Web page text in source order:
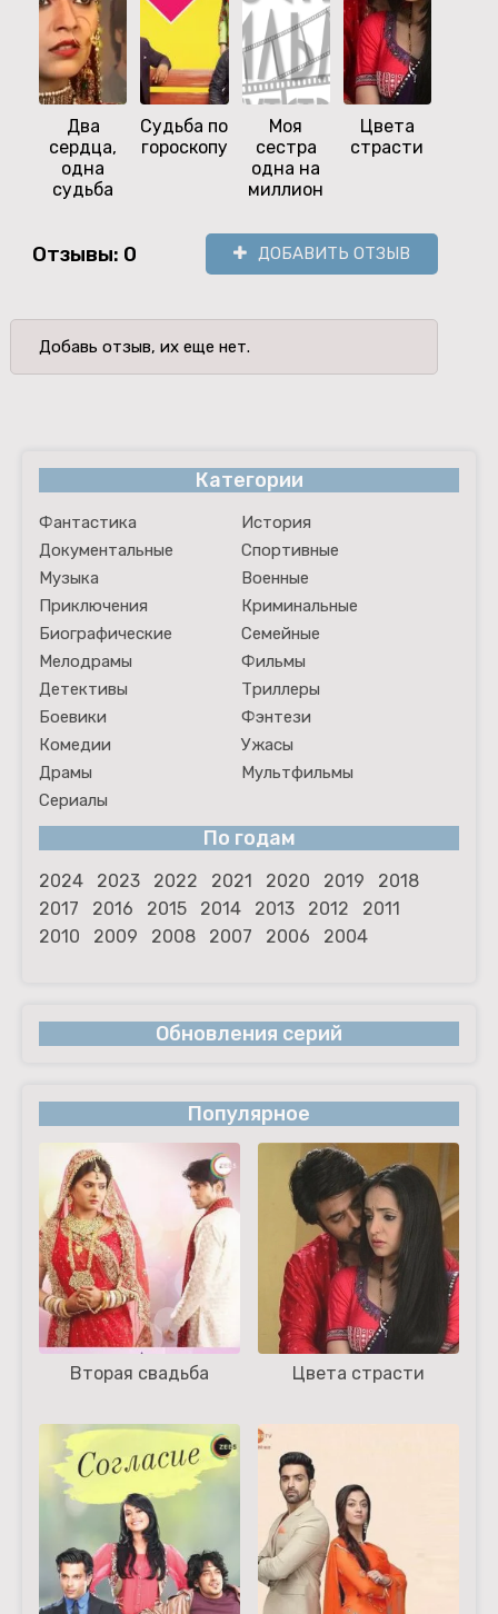
Два
сердца,
одна
судьба
Судьба по
гороскопу
Моя
сестра
одна на
миллион
Цвета
страсти
Отзывы: 0 ДОБАВИТЬ ОТЗЫВ
Добавь отзыв, их еще нет.
Категории
Фантастика
История
Документальные
Спортивные
Музыка
Военные
Приключения
Криминальные
Биографические
Семейные
Мелодрамы
Фильмы
Детективы
Триллеры
Боевики
Фэнтези
Комедии
Ужасы
Драмы
Мультфильмы
Сериалы
По годам
2024 2023 2022 2021 2020 2019
2018
2017
2016 2015 2014 2013 2012
2011
2010
2009 2008 2007 2006 2004
Обновления серий
Популярное
Вторая свадьба Цвета страсти